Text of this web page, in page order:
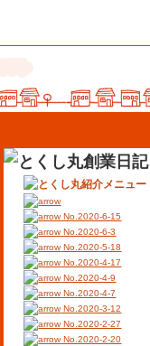
販売パートナー募集
オススメリンク
No.2020-6-15
No.2020-6-3
No.2020-5-18
No.2020-4-17
No.2020-4-9
No.2020-4-7
No.2020-3-12
No.2020-2-27
No.2020-2-20